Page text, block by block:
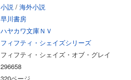
小説 / 海外小説
早川書房
ハヤカワ文庫ＮＶ
フィフティ・シェイズシリーズ
フィフティ・シェイズ・オブ・グレイ
296658
320ページ